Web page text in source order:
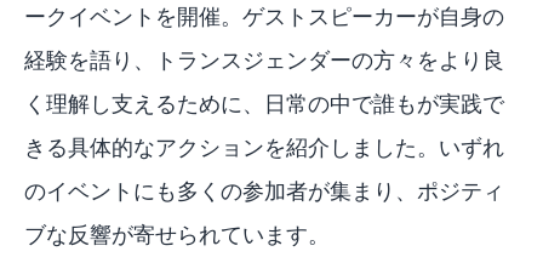
ークイベントを開催。ゲストスピーカーが自身の
経験を語り、トランスジェンダーの方々をより良
く理解し支えるために、日常の中で誰もが実践で
きる具体的なアクションを紹介しました。いずれ
のイベントにも多くの参加者が集まり、ポジティ
ブな反響が寄せられています。